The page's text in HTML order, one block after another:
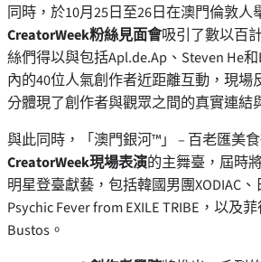
同時，於10月25日至26日在澳門倫敦人
CreatorWeek粉絲見面會吸引了數以百
絲們得以與包括Apl.de.Ap、Steven He
內的40位人氣創作者近距離互動，現場
分體現了創作者與觀眾之間的真實連結
與此同時，「澳門銀河™」 – 百老匯美
CreatorWeek現場表演的主舞臺，屆時
明星登臺獻藝，包括韓國男團XODIAC
Psychic Fever from EXILE TRIBE，以及
Bustos。